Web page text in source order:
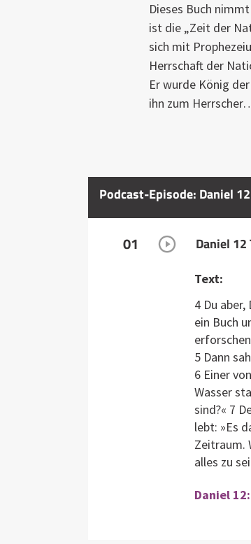
Dieses Buch
ist die „Zeit der
sich mit
Herrschaft der
Er wurde König
ihn zum
Podcast-Episode: Daniel
01 Daniel
Text:
4 Du
ein Buch
5 Dann
6 Einer
Wasser
sind?« 7
lebt: »Es
Zeitraum.
alles zu
Daniel